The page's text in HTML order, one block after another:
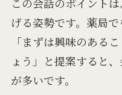
この会話のポイント
げる姿勢です。薬局で
「まずは興味のある
ょう」と提案すると
が多いです。